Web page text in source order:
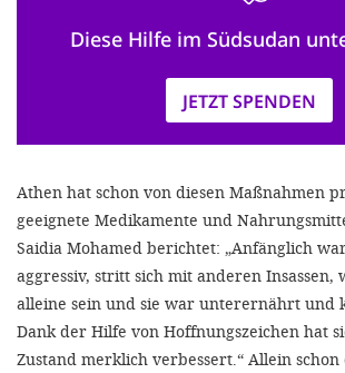
Diese Hilfe im Südsudan
JETZT SPENDEN
Athen hat schon von diesen Maßnahmen
geeignete Medikamente und
Saidia Mohamed berichtet: „Anfänglich
aggressiv, stritt sich mit anderen Insassen,
alleine sein und sie war unterernährt und
Dank der Hilfe von Hoffnungszeichen hat
Zustand merklich verbessert.“ Allein schon